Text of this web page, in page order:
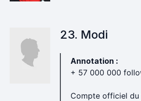
23. Modi
Annotation :
+ 57 000 000
Compte officiel du